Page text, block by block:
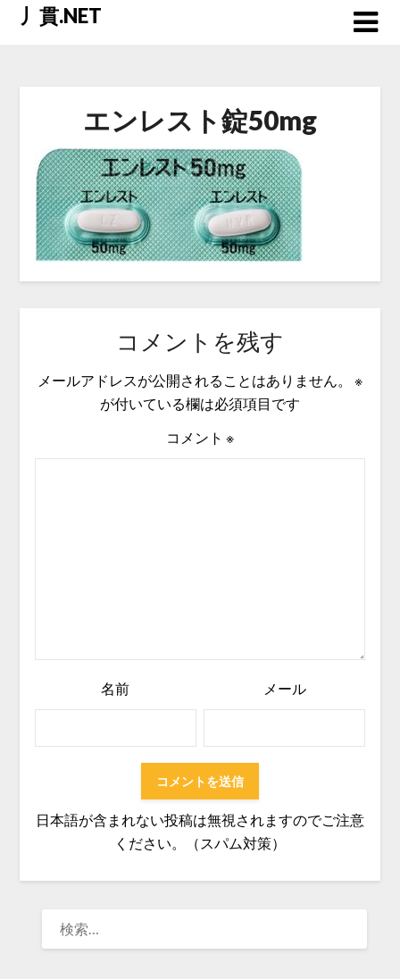
Skip丿貫.NET
エンレスト錠50mg
コメントを残す
メールアドレスが公開されることはありません。
※
が付いている欄は必須項目です
コメント ※
名前 メール
日本語が含まれない投稿は無視されますのでご注意
ください。（スパム対策）